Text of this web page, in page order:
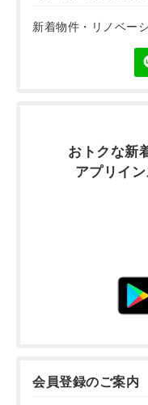
新着物件・リノベー
おトクな新
アプリイ
会員登録のご案内